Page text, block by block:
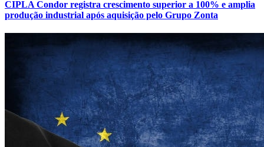
CIPLA Condor registra crescimento superior a 100% e amplia
produção industrial após aquisição pelo Grupo Zonta